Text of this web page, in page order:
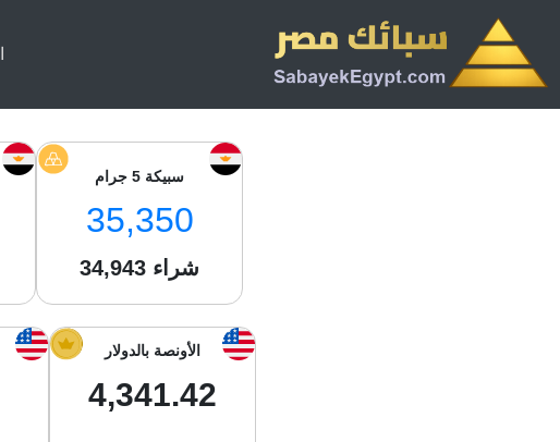
سبيكة 5 جرام
35,350
34,943 شراء
الأونصة بالدولار
4,341.42